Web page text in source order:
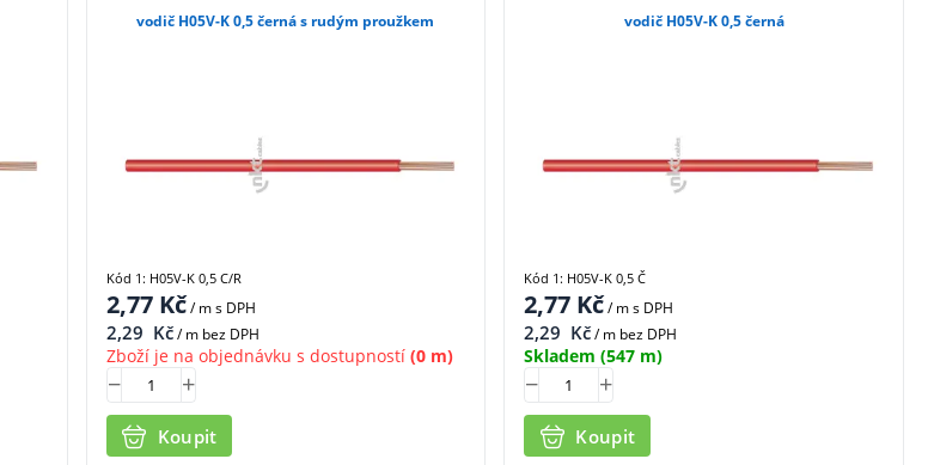
vodič H05V-K 0,5 černá s rudým proužkem
2,77Kč/ ms DPH
2,29 Kč/ m bez DPH
Zboží je na objednávku s dostupností(0 m)
Koupit
Kód 1: H05V-K 0,5 C/R
vodič H05V-K 0,5 černá
2,77 Kč/ ms DPH
2,29 Kč/ m bez DPH
Skladem (547 m)
Koupit
Kód 1: H05V-K 0,5 Č